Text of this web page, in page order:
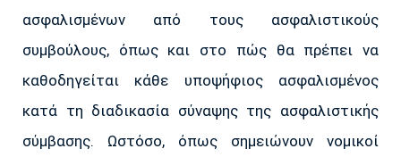
ασφαλισμένων από τους ασφαλιστικούς
συμβούλους, όπως και στο πώς θα πρέπει να
καθοδηγείται κάθε υποψήφιος ασφαλισμένος
κατά τη διαδικασία σύναψης της ασφαλιστικής
σύμβασης. Ωστόσο, όπως σημειώνουν νομικοί